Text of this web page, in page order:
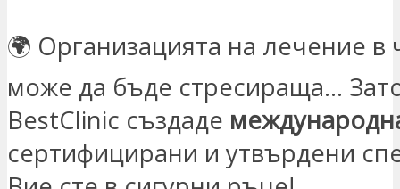
🌍 Организацията на лечение в
може да бъде стресираща…
BestClinic създаде
сертифицирани и утвърдени